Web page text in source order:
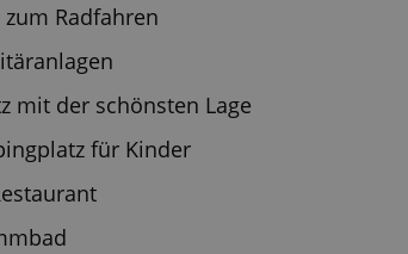
Radfahren
mit der schönsten Lage
für Kinder